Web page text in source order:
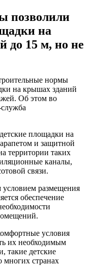
позволили
на
до 15 м, но не
нормы
на крышах зданий
Об этом во
площадки на
и защитной
территории таких
каналы,
связи.
условием размещения
обеспечение
условия
их необходимым
такие детские
многих странах